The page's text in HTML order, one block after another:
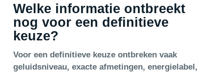
Welke informatie ontbreekt
nog voor een definitieve
keuze?
Voor een definitieve keuze ontbreken vaak
geluidsniveau, exacte afmetingen, energielabel,